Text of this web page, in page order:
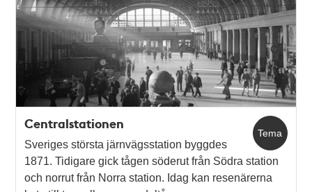
poster
och
Tema
Centralstationen
Sveriges största järnvägsstation byggdes
1871. Tidigare gick tågen söderut från Södra station
och norrut från Norra station. Idag kan resenärerna